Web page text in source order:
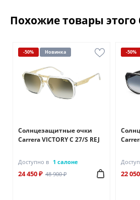
Похожие товары этого
-50% Новинка
Солнцезащитные очки
Carrera VICTORY C 27/S REJ
Доступно в 1 салоне
24 450 ₽ 48 900 ₽
-50%
22